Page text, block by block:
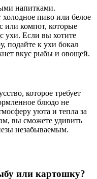
напитками.
пиво или белое
или компот, которые
ухи. Если вы хотите
подайте к ухи бокал
вкус рыбы и овощей.
которое требует
блюдо не
уюта и тепла за
вы сможете удивить
незабываемым.
или картошку?